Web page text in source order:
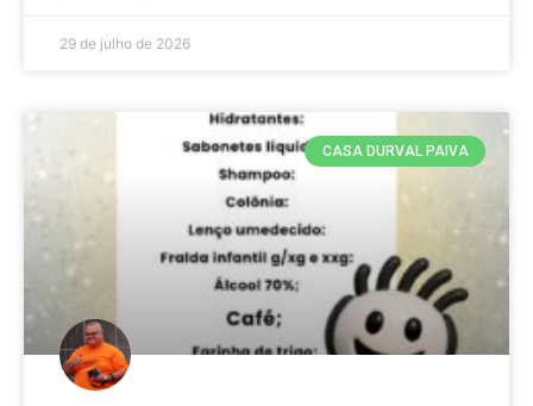
29 de julho de 2026
CASA DURVAL PAIVA